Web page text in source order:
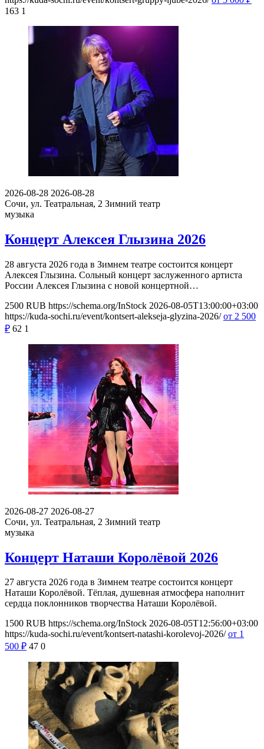
163 1
2026-08-28 2026-08-28
Сочи, ул. Театральная, 2 Зимний театр
музыка
Концерт Алексея Глызина 2026
28 августа 2026 года в Зимнем театре состоится концерт
Алексея Глызина. Сольный концерт заслуженного артиста
России Алексея Глызина с новой концертной…
2500 RUB https://schema.org/InStock 2026-08-05T13:00:00+03:00
https://kuda-sochi.ru/event/kontsert-alekseja-glyzina-2026/ от 2 500
₽ 62 1
2026-08-27 2026-08-27
Сочи, ул. Театральная, 2 Зимний театр
музыка
Концерт Наташи Королёвой 2026
27 августа 2026 года в Зимнем театре состоится концерт
Наташи Королёвой. Тёплая, душевная атмосфера наполнит
сердца поклонников творчества Наташи Королёвой.
1500 RUB https://schema.org/InStock 2026-08-05T12:56:00+03:00
https://kuda-sochi.ru/event/kontsert-natashi-korolevoj-2026/ от 1
500 ₽ 47 0